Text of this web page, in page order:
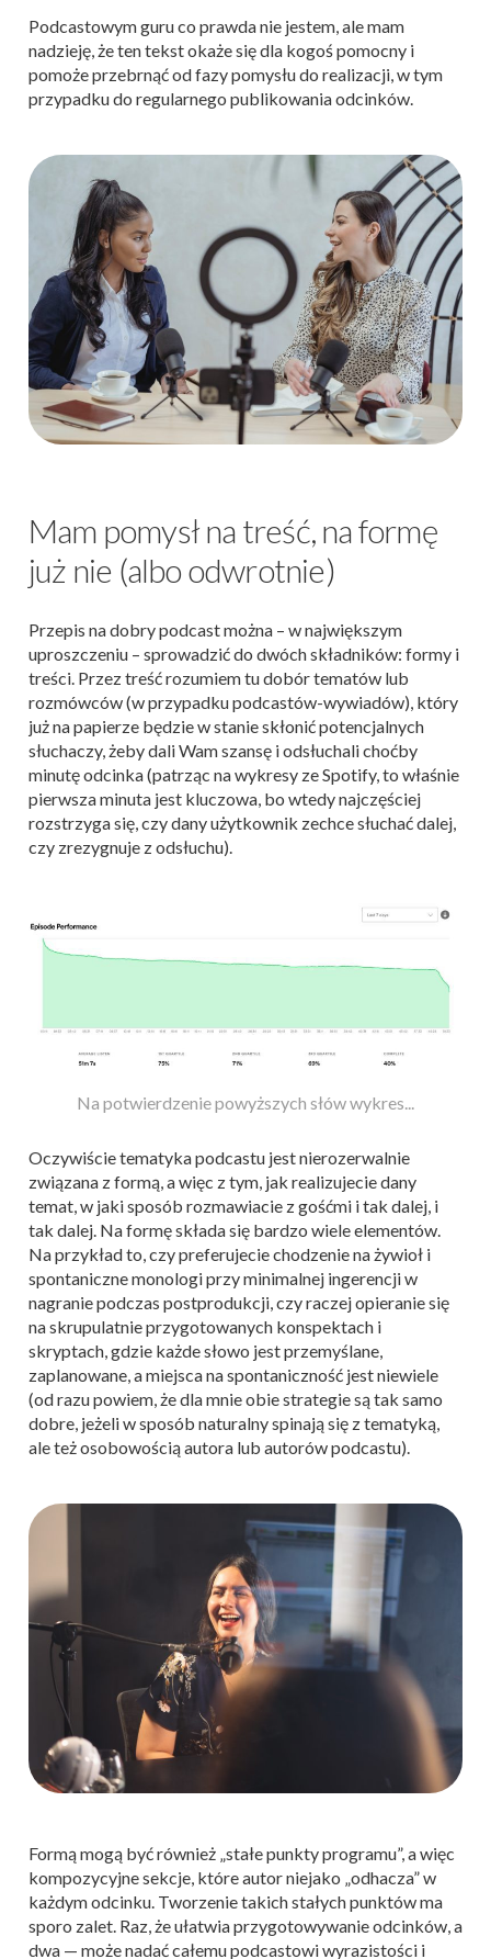
Podcastowym guru co prawda nie jestem, ale mam
nadzieję, że ten tekst okaże się dla kogoś pomocny i
pomoże przebrnąć od fazy pomysłu do realizacji, w tym
przypadku do regularnego publikowania odcinków.
Mam pomysł na treść, na formę
już nie (albo odwrotnie)
Przepis na dobry podcast można – w największym
uproszczeniu – sprowadzić do dwóch składników: formy i
treści. Przez treść rozumiem tu dobór tematów lub
rozmówców (w przypadku podcastów-wywiadów), który
już na papierze będzie w stanie skłonić potencjalnych
słuchaczy, żeby dali Wam szansę i odsłuchali choćby
minutę odcinka (patrząc na wykresy ze Spotify, to właśnie
pierwsza minuta jest kluczowa, bo wtedy najczęściej
rozstrzyga się, czy dany użytkownik zechce słuchać dalej,
czy zrezygnuje z odsłuchu).
Na potwierdzenie powyższych słów wykres...
Oczywiście tematyka podcastu jest nierozerwalnie
związana z formą, a więc z tym, jak realizujecie dany
temat, w jaki sposób rozmawiacie z gośćmi i tak dalej, i
tak dalej. Na formę składa się bardzo wiele elementów.
Na przykład to, czy preferujecie chodzenie na żywioł i
spontaniczne monologi przy minimalnej ingerencji w
nagranie podczas postprodukcji, czy raczej opieranie się
na skrupulatnie przygotowanych konspektach i
skryptach, gdzie każde słowo jest przemyślane,
zaplanowane, a miejsca na spontaniczność jest niewiele
(od razu powiem, że dla mnie obie strategie są tak samo
dobre, jeżeli w sposób naturalny spinają się z tematyką,
ale też osobowością autora lub autorów podcastu).
Formą mogą być również „stałe punkty programu”, a więc
kompozycyjne sekcje, które autor niejako „odhacza” w
każdym odcinku. Tworzenie takich stałych punktów ma
sporo zalet. Raz, że ułatwia przygotowywanie odcinków, a
dwa — może nadać całemu podcastowi wyrazistości i